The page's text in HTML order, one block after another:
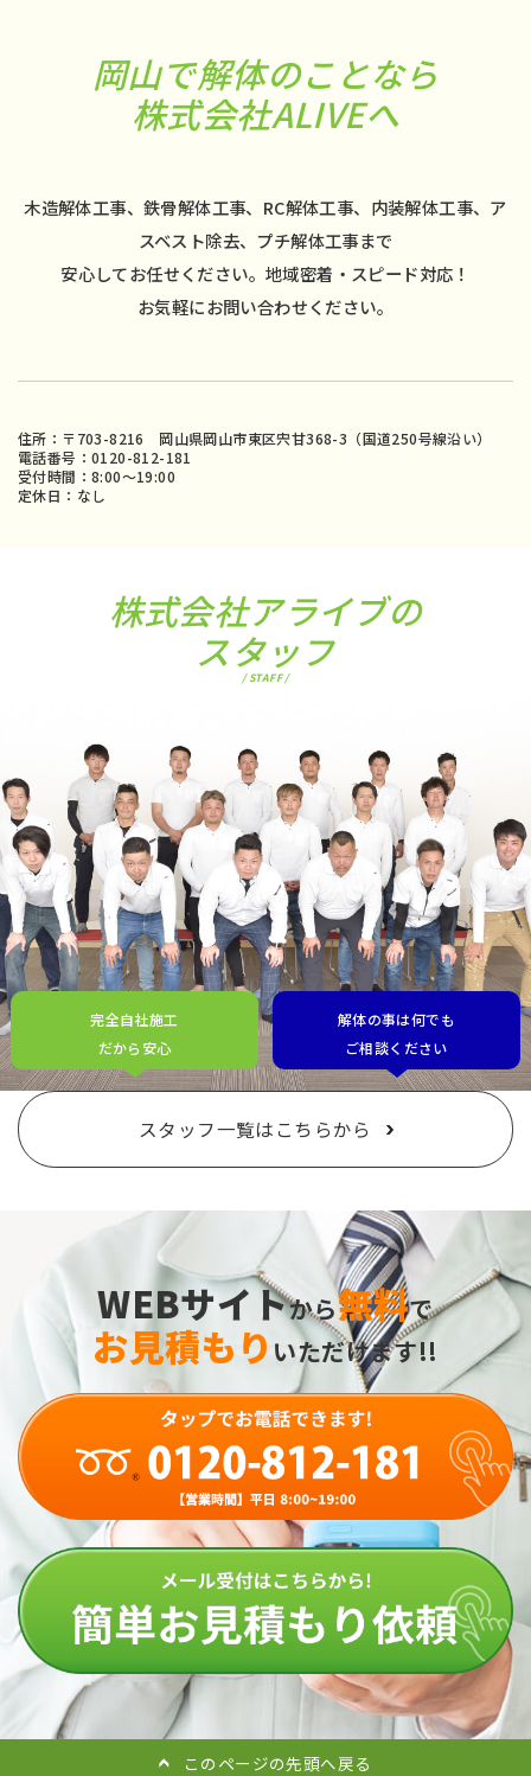
岡山で解体のことなら
株式会社ALIVEへ
木造解体工事、鉄骨解体工事、RC解体工事、内装解体工事、ア
スベスト除去、プチ解体工事まで
安心してお任せください。地域密着・スピード対応！
お気軽にお問い合わせください。
住所：〒703-8216 岡山県岡山市東区宍甘368-3（国道250号線沿い）
電話番号：0120-812-181
受付時間：8:00〜19:00
定休日：なし
株式会社アライブの
スタッフ
/ STAFF /
完全自社施工
だから安心
解体の事は何でも
ご相談ください
スタッフ一覧はこちらから
WEBサイトから無料で
お見積もり いただけます!!
このページの先頭へ戻る